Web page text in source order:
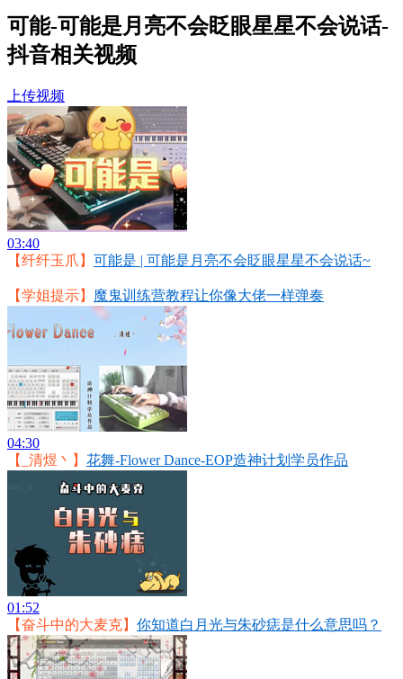
可能-可能是月亮不会眨眼星星不会说话-
抖音相关视频
上传视频
03:40
【纤纤玉爪】 可能是 | 可能是月亮不会眨眼星星不会说话~
【学姐提示】 魔鬼训练营教程让你像大佬一样弹奏
04:30
【_清煜丶】 花舞-Flower Dance-EOP造神计划学员作品
01:52
【奋斗中的大麦克】 你知道白月光与朱砂痣是什么意思吗？